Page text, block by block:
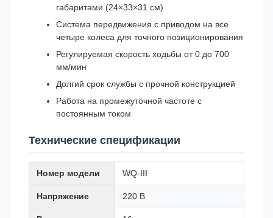
габаритами (24×33×31 см)
Система передвижения с приводом на все
четыре колеса для точного позиционирования
Регулируемая скорость ходьбы от 0 до 700
мм/мин
Долгий срок службы с прочной конструкцией
Работа на промежуточной частоте с
постоянным током
Технические спецификации
Номер модели WQ-III
Напряжение 220 В